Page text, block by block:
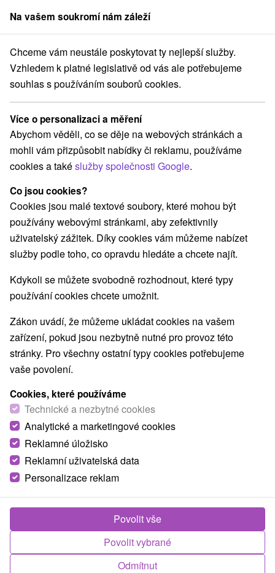
člen skupinySorger
Hotely na Slovensku Novohrad
Hotely Novohrad
Kategorie
Všechny kategorie
Hotely na Slovensku (2)
Hotely s bazénem(1) Wellness hotely na Slovensku
Hotely na Slovensku pro rodiny s dětmi
Hotely s termálním bazénem(1)
Vyberte lokalitu nebo termín
Obce a města
Lučenec(1) Liptovský Mikuláš(1)
VŠECHNY NEJLEVNĚJŠÍ NEJDRAŽŠÍ
od1 881,60Kč
Na vašem soukromí nám záleží
Chceme vám neustále poskytovat ty nejlepší služby.
Vzhledem k platné legislativě od vás ale potřebujeme
souhlas s používáním souborů cookies.
Více o personalizaci a měření
Abychom věděli, co se děje na webových stránkách a
mohli vám přizpůsobit nabídky či reklamu, používáme
cookies a takéslužby společnosti Google.
Co jsou cookies?
Cookies jsou malé textové soubory, které mohou být
používány webovými stránkami, aby zefektivnily
uživatelský zážitek. Díky cookies vám můžeme nabízet
služby podle toho, co opravdu hledáte a chcete najít.
Kdykoli se můžete svobodně rozhodnout, které typy
používání cookies chcete umožnit.
Zákon uvádí, že můžeme ukládat cookies na vašem
zařízení, pokud jsou nezbytně nutné pro provoz této
stránky. Pro všechny ostatní typy cookies potřebujeme
vaše povolení.
Cookies, které používáme
Technické a nezbytné cookies
Analytické a marketingové cookies
Reklamné úložisko
Reklamní uživatelská data
Personalizace reklam
Odmítnut
Povolit vybrané
Povolit vše